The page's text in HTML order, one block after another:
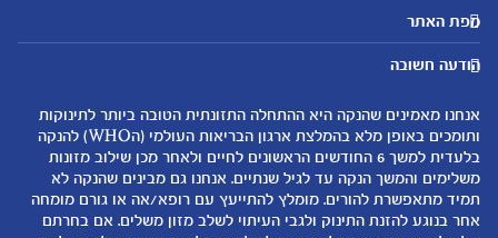
היועצות שלנו
שאלות נפוצות
אודות
لموقع متيرنا باللغة العربية
רכישת מוצרים
המוצרים שלנו
מפת האתר
אבני דרך
לקראת הריון
0-6 חודשים
6-12 חודשים
12-24 חודשים
נושאים
שמות לתינוקות
התפתחות התינוק
תזונת תינוקות
טיפול בתינוק
הודעה חשובה
אנחנו מאמינים שהנקה היא ההתחלה התזונתית הטובה ביותר לתינוקות
ותומכים באופן מלא בהמלצת ארגון הבריאות העולמי (הWHO) להנקה
בלעדית למשך 6 החודשים הראשונים לחיים ולאחר מכן שילוב מזונות
משלימים והמשך הנקה עד לגיל שנתיים. אנחנו גם מבינים שהנקה לא
תמיד מתאפשרת להורים. מומלץ להתייעץ עם רופא/אה או גורם מומחה
אחר בנוגע להזנת התינוק ולגבי העיתוי לשלב מזון משלים. אם בחרתם